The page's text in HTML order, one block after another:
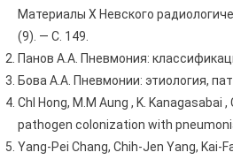
Материалы X Невского
(9). — С. 149.
Панов А.А. Пневмония:
Бова А.А. Пневмонии: этиология,
Chl Hong, M.M Aung , K.
pathogen colonization with
Yang-Pei Chang, Chih-Jen Yang, Kai-